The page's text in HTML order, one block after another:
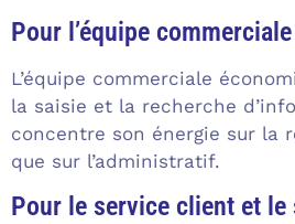
Pour l’équipe commerciale
L’équipe commerciale
la saisie et la recherche
concentre son énergie sur la
que sur l’administratif.
Pour le service client et